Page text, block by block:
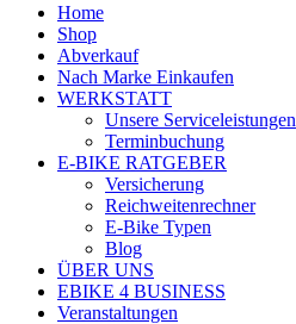
Home
Shop
Abverkauf
Nach Marke Einkaufen
WERKSTATT
Unsere Serviceleistungen
Terminbuchung
E-BIKE RATGEBER
Versicherung
Reichweitenrechner
E-Bike Typen
Blog
ÜBER UNS
EBIKE 4 BUSINESS
Veranstaltungen